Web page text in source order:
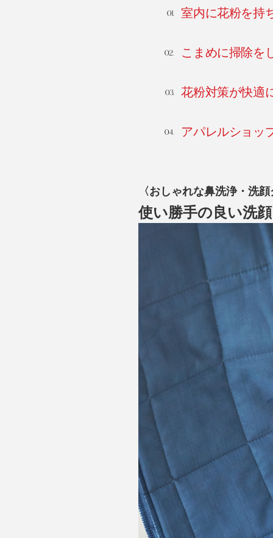
室内に花粉を持
こまめに掃除を
花粉対策が快適
アパレルショッ
〈おしゃれな鼻洗浄・洗
使い勝手の良い洗